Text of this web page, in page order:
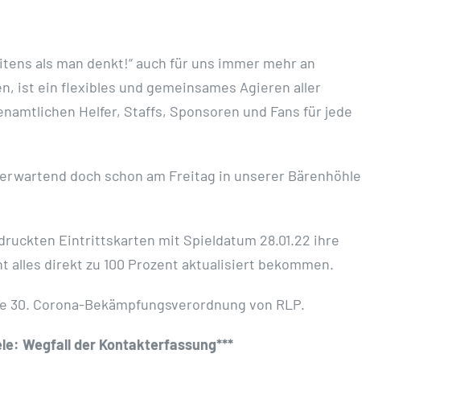
als man denkt!“ auch für uns immer mehr an
ist ein flexibles und gemeinsames Agieren aller
Helfer, Staffs, Sponsoren und Fans für jede
doch schon am Freitag in unserer Bärenhöhle
Eintrittskarten mit Spieldatum 28.01.22 ihre
alles direkt zu 100 Prozent aktualisiert bekommen.
Corona-Bekämpfungsverordnung von RLP.
Wegfall der Kontakterfassung***